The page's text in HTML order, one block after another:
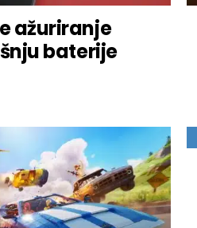
ažuriranje
baterije